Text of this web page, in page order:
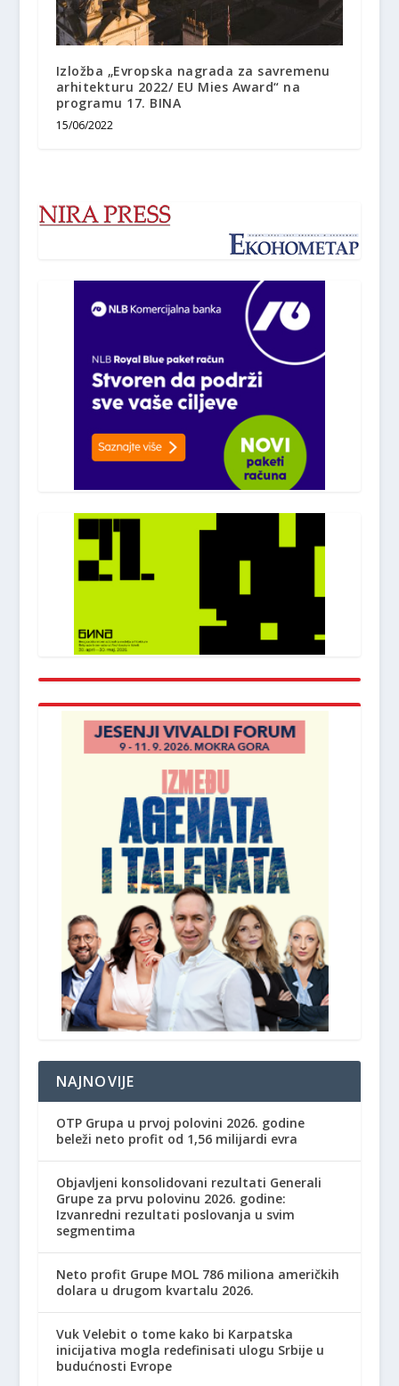
Izložba „Evropska nagrada za savremenu
arhitekturu 2022/ EU Mies Award“ na
programu 17. BINA
15/06/2022
NAJNOVIJE
OTP Grupa u prvoj polovini 2026. godine
beleži neto profit od 1,56 milijardi evra
Objavljeni konsolidovani rezultati Generali
Grupe za prvu polovinu 2026. godine:
Izvanredni rezultati poslovanja u svim
segmentima
Neto profit Grupe MOL 786 miliona američkih
dolara u drugom kvartalu 2026.
Vuk Velebit o tome kako bi Karpatska
inicijativa mogla redefinisati ulogu Srbije u
budućnosti Evrope